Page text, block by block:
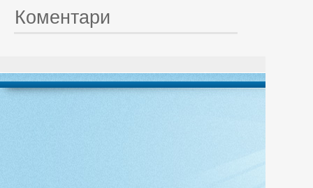
Коментари